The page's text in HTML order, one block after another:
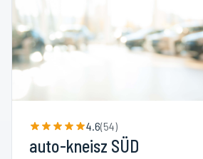
4.6(54)
auto-kneisz SÜD